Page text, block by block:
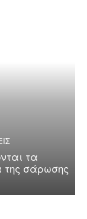
τα
της σάρωσης